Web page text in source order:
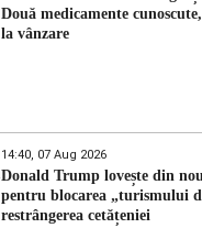
Două medicamente
la vânzare
14:40, 07 Aug 2026
Donald Trump lovește din
pentru blocarea „turismului
restrângerea cetățeniei